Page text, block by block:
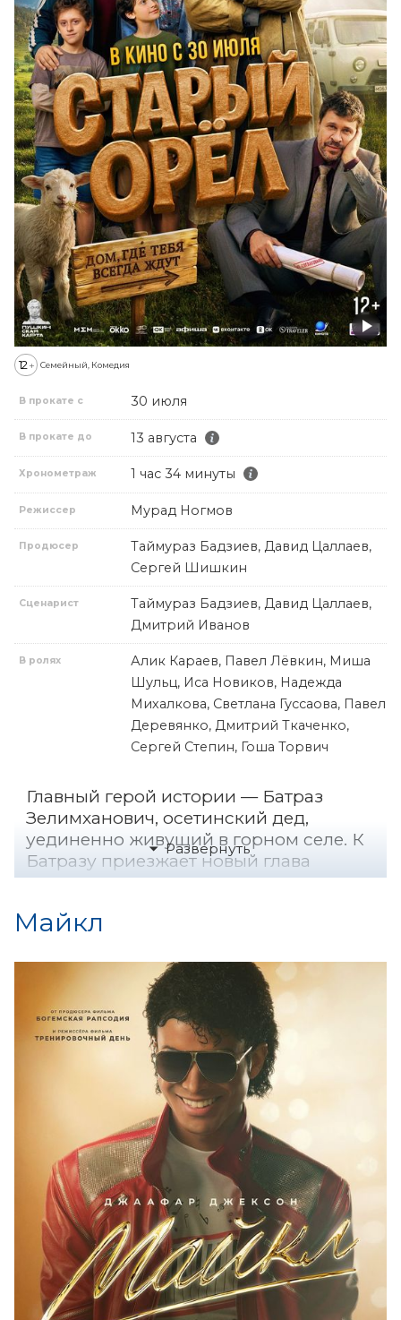
12 + Семейный, Комедия
В прокате с 30 июля
В прокате до 13 августа
Хронометраж 1 час 34 минуты
Режиссер Мурад Ногмов
Продюсер
Таймураз Бадзиев, Давид Цаллаев,
Сергей Шишкин
Сценарист
Таймураз Бадзиев, Давид Цаллаев,
Дмитрий Иванов
В ролях
Алик Караев, Павел Лёвкин, Миша
Шульц, Иса Новиков, Надежда
Михалкова, Светлана Гуссаова, Павел
Деревянко, Дмитрий Ткаченко,
Сергей Степин, Гоша Торвич
Главный герой истории — Батраз
Зелимханович, осетинский дед,
уединенно живущий в горном селе. К
Батразу приезжает новый глава
местной администрации Семен
решении ликвидировать село, потому
административная единица». Семену
нужно получить письменное согласие
Батраза на переезд в город, но дед
никуда уезжать не собирается,
правда, при этом он не понимает, как
может единолично противостоять
решению администрации. В газете
Батраз видит заметку об альпийских
поселениях, привлекающих миллионы
туристов, и решает вернуть жизнь в
родное село, превратив его в эко-
деревню. Чтобы справиться с этой
задачей, ему нужна помощь сына и
внуков, которым очень непросто
вырваться из городской жизни.
Майкл